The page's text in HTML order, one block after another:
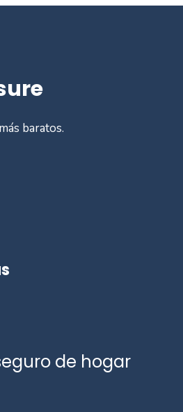
baratos.
de hogar